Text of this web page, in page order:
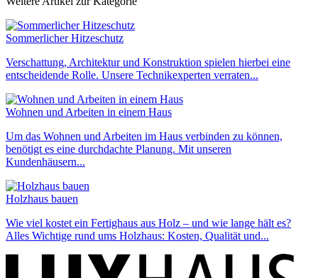
Sommerlicher Hitzeschutz
Verschattung, Architektur und Konstruktion spielen hierbei eine
entscheidende Rolle. Unsere Technikexperten verraten...
Wohnen und Arbeiten in einem Haus
Um das Wohnen und Arbeiten im Haus verbinden zu können,
benötigt es eine durchdachte Planung. Mit unseren
Kundenhäusern...
Holzhaus bauen
Wie viel kostet ein Fertighaus aus Holz – und wie lange hält es?
Alles Wichtige rund ums Holzhaus: Kosten, Qualität und...